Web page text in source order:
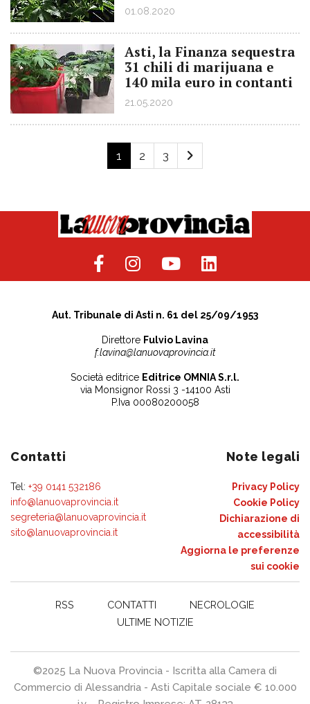
01.08.2020
Asti, la Finanza sequestra
31 chili di marijuana e
140 mila euro in contanti
21.05.2020
1 2 3
Aut. Tribunale di Asti n. 61 del 25/09/1953
Direttore Fulvio Lavina
f.lavina@lanuovaprovincia.it
Società editrice Editrice OMNIA S.r.l.
via Monsignor Rossi 3 -14100 Asti
P.Iva 00080200058
Contatti
Tel: +39 0141 532186
info@lanuovaprovincia.it
segreteria@lanuovaprovincia.it
sito@lanuovaprovincia.it
Note legali
Privacy Policy
Cookie Policy
Dichiarazione di
accessibilità
Aggiorna le preferenze
sui cookie
RSS CONTATTI
NECROLOGIE
ULTIME NOTIZIE
©2025 La Nuova Provincia - Iscritta alla Camera di
Commercio di Alessandria - Asti Capitale sociale € 10.000